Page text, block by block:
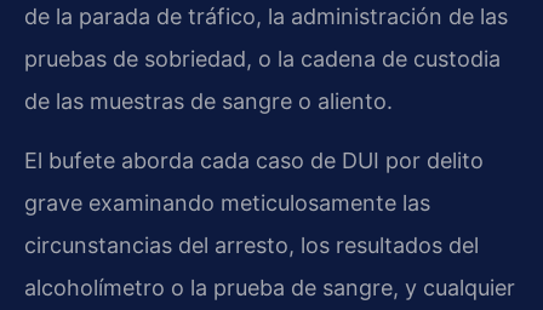
de la parada de tráfico, la administración de las
pruebas de sobriedad, o la cadena de custodia
de las muestras de sangre o aliento.
El bufete aborda cada caso de DUI por delito
grave examinando meticulosamente las
circunstancias del arresto, los resultados del
alcoholímetro o la prueba de sangre, y cualquier